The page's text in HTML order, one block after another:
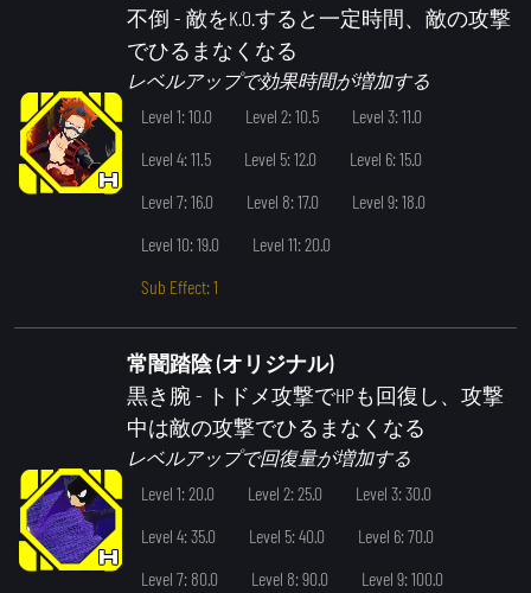
不倒 - 敵をK.O.すると一定時間、敵の攻撃
でひるまなくなる
レベルアップで効果時間が増加する
Level 1: 10.0
Level 2: 10.5
Level 3: 11.0
Level 4: 11.5
Level 5: 12.0
Level 6: 15.0
Level 7: 16.0
Level 8: 17.0
Level 9: 18.0
Level 10: 19.0
Level 11: 20.0
Sub Effect: 1
常闇踏陰 (オリジナル)
黒き腕- トドメ攻撃でHPも回復し、攻撃
中は敵の攻撃でひるまなくなる
レベルアップで回復量が増加する
Level 1: 20.0
Level 2: 25.0
Level 3: 30.0
Level 4: 35.0
Level 5: 40.0
Level 6: 70.0
Level 7: 80.0
Level 8: 90.0
Level 9: 100.0